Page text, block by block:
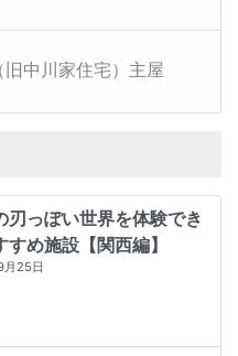
中川家住宅）主屋
刃っぽい世界を体験でき
すめ施設【関西編】
月25日